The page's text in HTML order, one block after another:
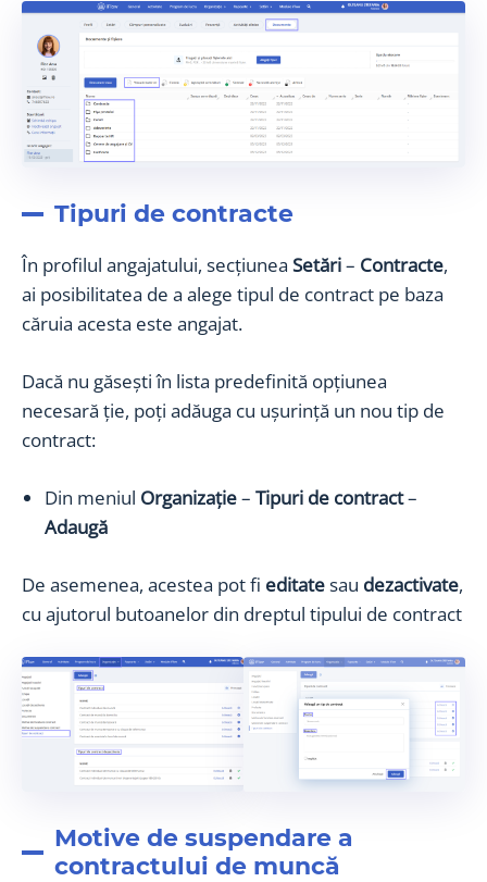
Tipuri de contracte
În profilul angajatului, secțiunea Setări– Contracte,
ai posibilitatea de a alege tipul de contract pe baza
căruia acesta este angajat.
Dacă nu găsești în lista predefinită opțiunea
necesară ție, poți adăuga cu ușurință un nou tip de
contract:
Din meniul Organizație– Tipuri de contract–
Adaugă
De asemenea, acestea pot fi editatesau dezactivate,
cu ajutorul butoanelor din dreptul tipului de contract
Motive de suspendare a
contractului de muncă